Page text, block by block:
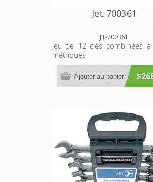
Jet 700361
JT-700361
Jeu de 12 clés combinées
métriques
Ajouter au panier